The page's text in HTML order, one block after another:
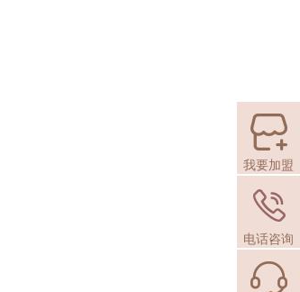
我要加盟
电话咨询